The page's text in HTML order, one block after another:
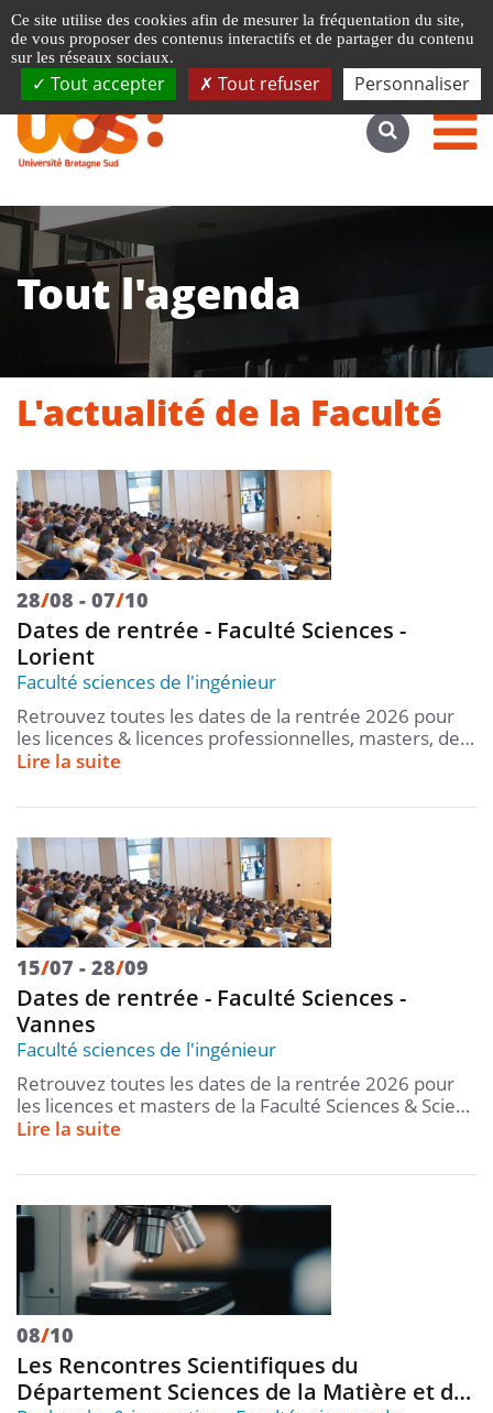
Accéder au site complet
Tout l'agenda
L'actualité de la Faculté
28/08 07/10
Dates de rentrée - Faculté Sciences -
Lorient
Faculté sciences de l'ingénieur
Retrouvez toutes les dates de la rentrée 2026 pour
les licences & licences professionnelles, masters, de…
Lire la suite
15/07 28/09
Dates de rentrée - Faculté Sciences -
Vannes
Faculté sciences de l'ingénieur
Retrouvez toutes les dates de la rentrée 2026 pour
les licences et masters de la Faculté Sciences & Scie…
Lire la suite
08/10
Les Rencontres Scientifiques du
Département Sciences de la Matière et d…
Ce site utilise des cookies afin de mesurer la fréquentation du site,
de vous proposer des contenus interactifs et de partager du contenu
sur les réseaux sociaux.
Tout accepter Tout refuser Personnaliser